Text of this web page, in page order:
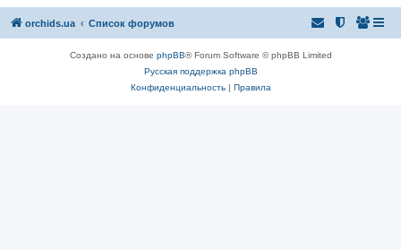
orchids.ua Список форумов
Создано на основе phpBB® Forum Software © phpBB Limited
Русская поддержка phpBB
Конфиденциальность| Правила